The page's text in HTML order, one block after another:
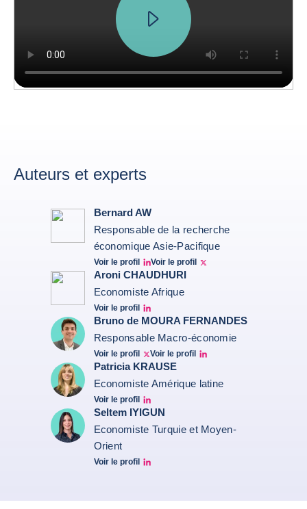
Auteurs et experts
Bernard AW
Responsable de la recherche
économique Asie-Pacifique
Voir le profil
Bernard Aw Linkedin
Voir le profil
Bernard Aw Twitter
Aroni CHAUDHURI
Economiste Afrique
Voir le profil
Aroni Linkedin
Bruno de MOURA FERNANDES
Responsable Macro-économie
Voir le profil
Twitter Bruno Fernandes
Voir le profil
Bruno de Moura Fernandes linkedin
Patricia KRAUSE
Economiste Amérique latine
Voir le profil
Patricia Linkedin
Seltem IYIGUN
Economiste Turquie et Moyen-
Orient
Voir le profil
Seltem Linkedin